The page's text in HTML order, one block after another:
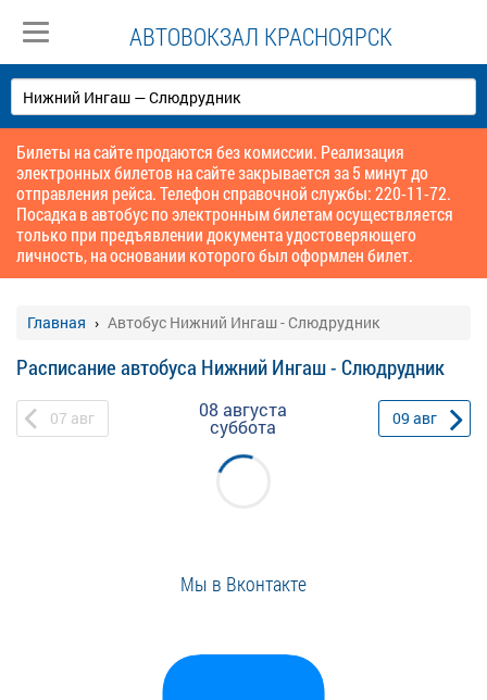
АВТОВОКЗАЛ КРАСНОЯРСК
Билеты на сайте продаются без комиссии. Реализация
электронных билетов на сайте закрывается за 5 минут до
отправления рейса. Телефон справочной службы: 220-11-72.
Посадка в автобус по электронным билетам осуществляется
только при предъявлении документа удостоверяющего
личность, на основании которого был оформлен билет.
Главная Автобус Нижний Ингаш - Слюдрудник
Расписание автобуса Нижний Ингаш - Слюдрудник
07 авг 08 августа
суббота 09 авг
Мы в Вконтакте